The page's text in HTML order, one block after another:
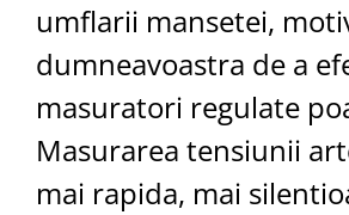
umflarii mansetei,
dumneavoastra de a
masuratori regulate
Masurarea tensiunii
mai rapida, mai